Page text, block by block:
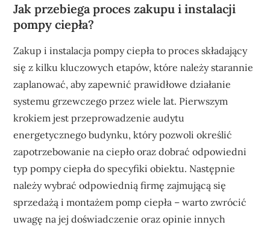
Jak przebiega proces zakupu i instalacji
pompy ciepła?
Zakup i instalacja pompy ciepła to proces składający
się z kilku kluczowych etapów, które należy starannie
zaplanować, aby zapewnić prawidłowe działanie
systemu grzewczego przez wiele lat. Pierwszym
krokiem jest przeprowadzenie audytu
energetycznego budynku, który pozwoli określić
zapotrzebowanie na ciepło oraz dobrać odpowiedni
typ pompy ciepła do specyfiki obiektu. Następnie
należy wybrać odpowiednią firmę zajmującą się
sprzedażą i montażem pomp ciepła – warto zwrócić
uwagę na jej doświadczenie oraz opinie innych